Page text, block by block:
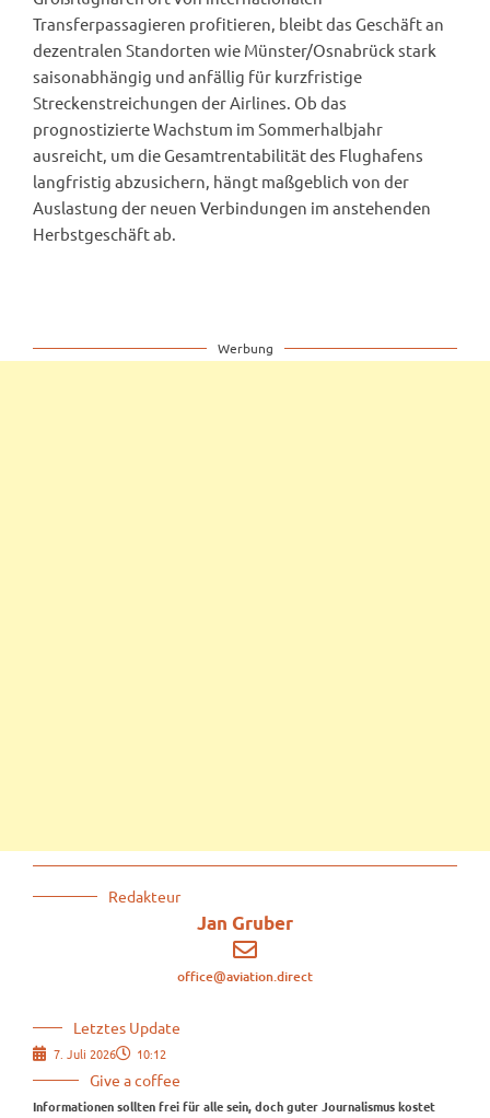
Redakteur
Jan Gruber
office@aviation.direct
Letztes Update
7. Juli 2026 10:12
Give a coffee
Informationen sollten frei für alle sein, doch guter Journalismus kostet
Transferpassagieren profitieren, bleibt das Geschäft an
dezentralen Standorten wie Münster/Osnabrück stark
saisonabhängig und anfällig für kurzfristige
Streckenstreichungen der Airlines. Ob das
prognostizierte Wachstum im Sommerhalbjahr
ausreicht, um die Gesamtrentabilität des Flughafens
langfristig abzusichern, hängt maßgeblich von der
Auslastung der neuen Verbindungen im anstehenden
Herbstgeschäft ab.
Werbung